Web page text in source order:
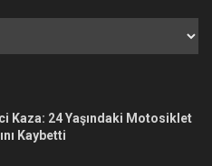
Kaza: 24 Yaşındaki Motosiklet
Kaybetti